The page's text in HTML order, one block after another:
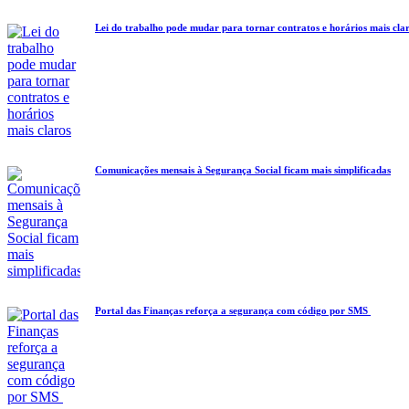
Lei do trabalho pode mudar para tornar contratos e horários mais
Comunicações mensais à Segurança Social ficam mais simplificadas
Portal das Finanças reforça a segurança com código por SMS